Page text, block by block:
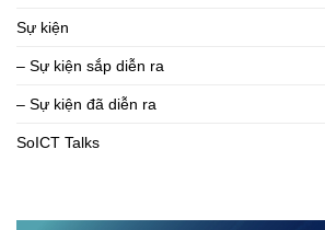
Sự kiện
– Sự kiện sắp diễn ra
– Sự kiện đã diễn ra
SoICT Talks